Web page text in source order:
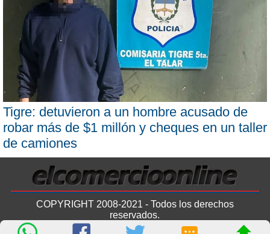
Tigre: detuvieron a un hombre acusado de
robar más de $1 millón y cheques en un taller
de camiones
COPYRIGHT 2008-2021 - Todos los derechos
reservados.